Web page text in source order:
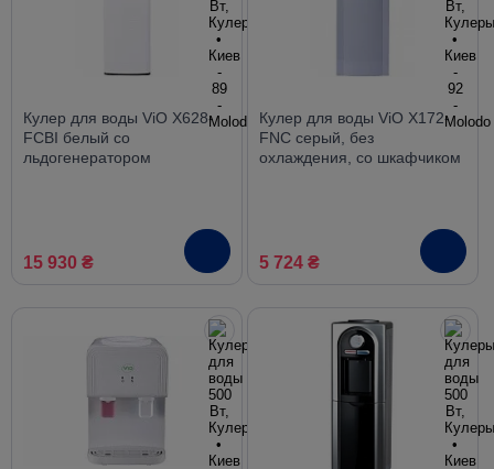
Кулер для воды ViO X628-
FCBI белый со
льдогенератором
15 930 ₴
Кулер для воды ViO X172-
FNC серый, без
охлаждения, со шкафчиком
5 724 ₴